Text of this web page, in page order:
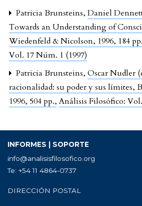
Patricia Brunsteins, Daniel
Towards an Understanding of
Wiedenfeld & Nicolson, 1996, 184
Vol. 17 Núm. 1 (1997)
Patricia Brunsteins, Oscar Nudler
racionalidad: su poder y sus límites,
1996, 504 pp.,Análisis Filosófico:
INFORMES | SOPORTE
info@analisisfilosofico.org
Te: +54 11 4864-0737
DIRECCIÓN POSTAL